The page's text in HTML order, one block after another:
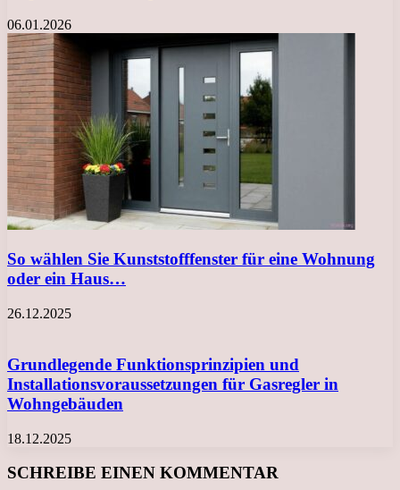
06.01.2026
So wählen Sie Kunststofffenster für eine Wohnung
oder ein Haus…
26.12.2025
Grundlegende Funktionsprinzipien und
Installationsvoraussetzungen für Gasregler in
Wohngebäuden
18.12.2025
SCHREIBE EINEN KOMMENTAR